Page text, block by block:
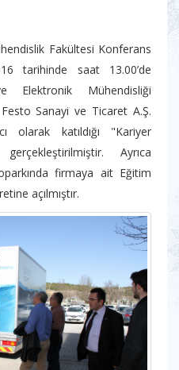
Fakültesi Konferans
tarihinde saat 13.00’de
Elektronik Mühendisliği
Sanayi ve Ticaret A.Ş.
olarak katıldığı "Kariyer
Ayrıca
firmaya ait Eğitim
açılmıştır.